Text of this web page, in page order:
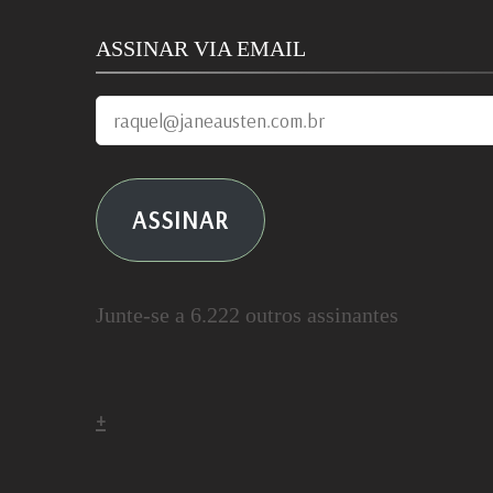
ASSINAR VIA EMAIL
raquel@janeausten.com.br
ASSINAR
Junte-se a 6.222 outros assinantes
+